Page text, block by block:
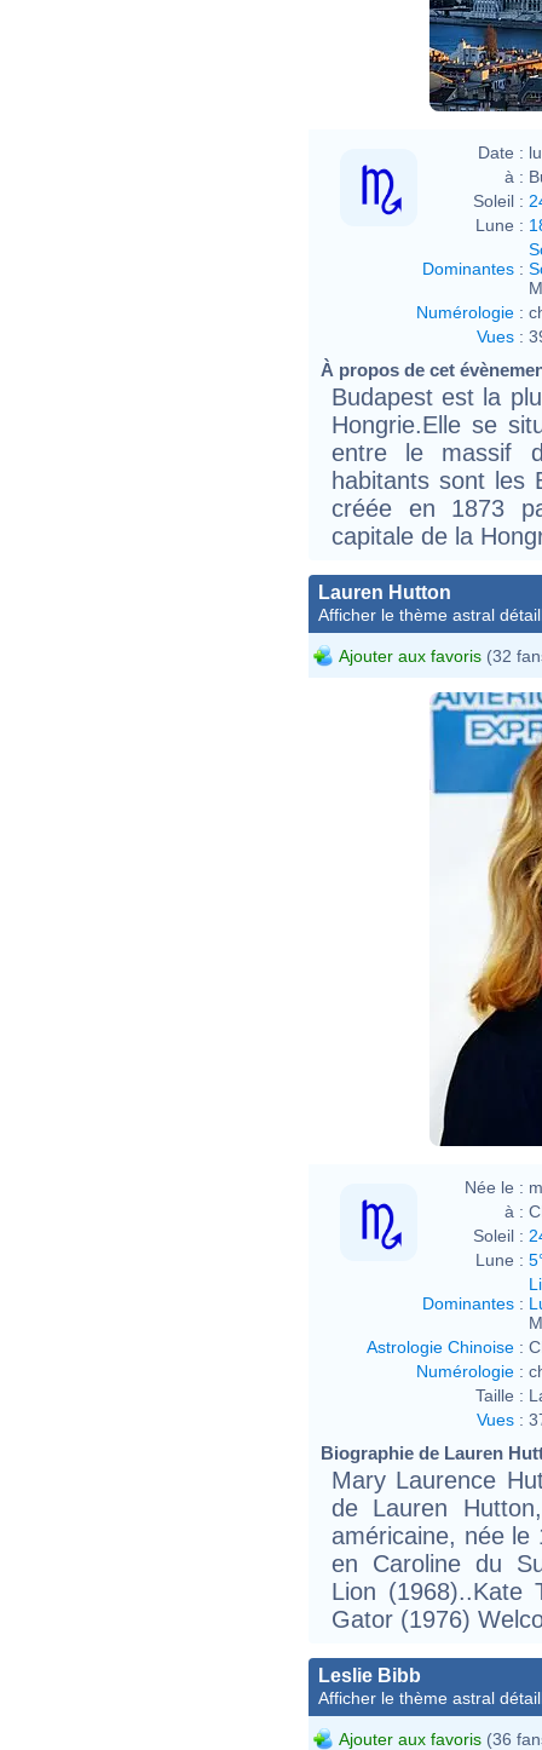
Date :
à :
Soleil :
Lune :
Dominantes :
Numérologie :
Vues :
À propos de cet
Budapest est la
Hongrie.Elle se
entre le massif
habitants sont les
créée en 1873
capitale de la
Lauren Hutton
Afficher le thème astral
Ajouter aux favoris (32
Née le :
à :
Soleil :
Lune :
Dominantes :
Astrologie Chinoise :
Numérologie :
Taille :
Vues :
Biographie de Lauren
Mary Laurence
de Lauren
américaine, née le
en Caroline du
Lion (1968)..Kate
Gator (1976)
Leslie Bibb
Afficher le thème astral
Ajouter aux favoris (36